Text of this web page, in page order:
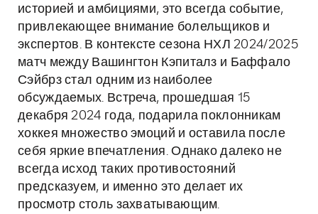
историей и амбициями, это всегда событие,
привлекающее внимание болельщиков и
экспертов. В контексте сезона НХЛ 2024/2025
матч между Вашингтон Кэпиталз и Баффало
Сэйбрз стал одним из наиболее
обсуждаемых. Встреча, прошедшая 15
декабря 2024 года, подарила поклонникам
хоккея множество эмоций и оставила после
себя яркие впечатления. Однако далеко не
всегда исход таких противостояний
предсказуем, и именно это делает их
просмотр столь захватывающим.